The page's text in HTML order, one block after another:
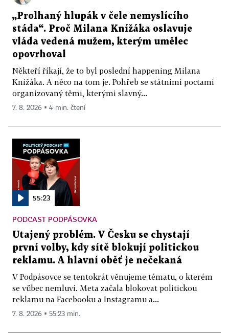
„Prolhaný hlupák v čele nemyslícího
stáda“. Proč Milana Knížáka oslavuje
vláda vedená mužem, kterým umělec
opovrhoval
Někteří říkají, že to byl poslední happening Milana
Knížáka. A něco na tom je. Pohřeb se státními poctami
organizovaný těmi, kterými slavný...
7. 8. 2026 ▪ 4 min. čtení
55:23
PODCAST PODPÁSOVKA
Utajený problém. V Česku se chystají
první volby, kdy sítě blokují politickou
reklamu. A hlavní oběť je nečekaná
V Podpásovce se tentokrát věnujeme tématu, o kterém
se vůbec nemluví. Meta začala blokovat politickou
reklamu na Facebooku a Instagramu a...
7. 8. 2026 ▪ 55:23 min.